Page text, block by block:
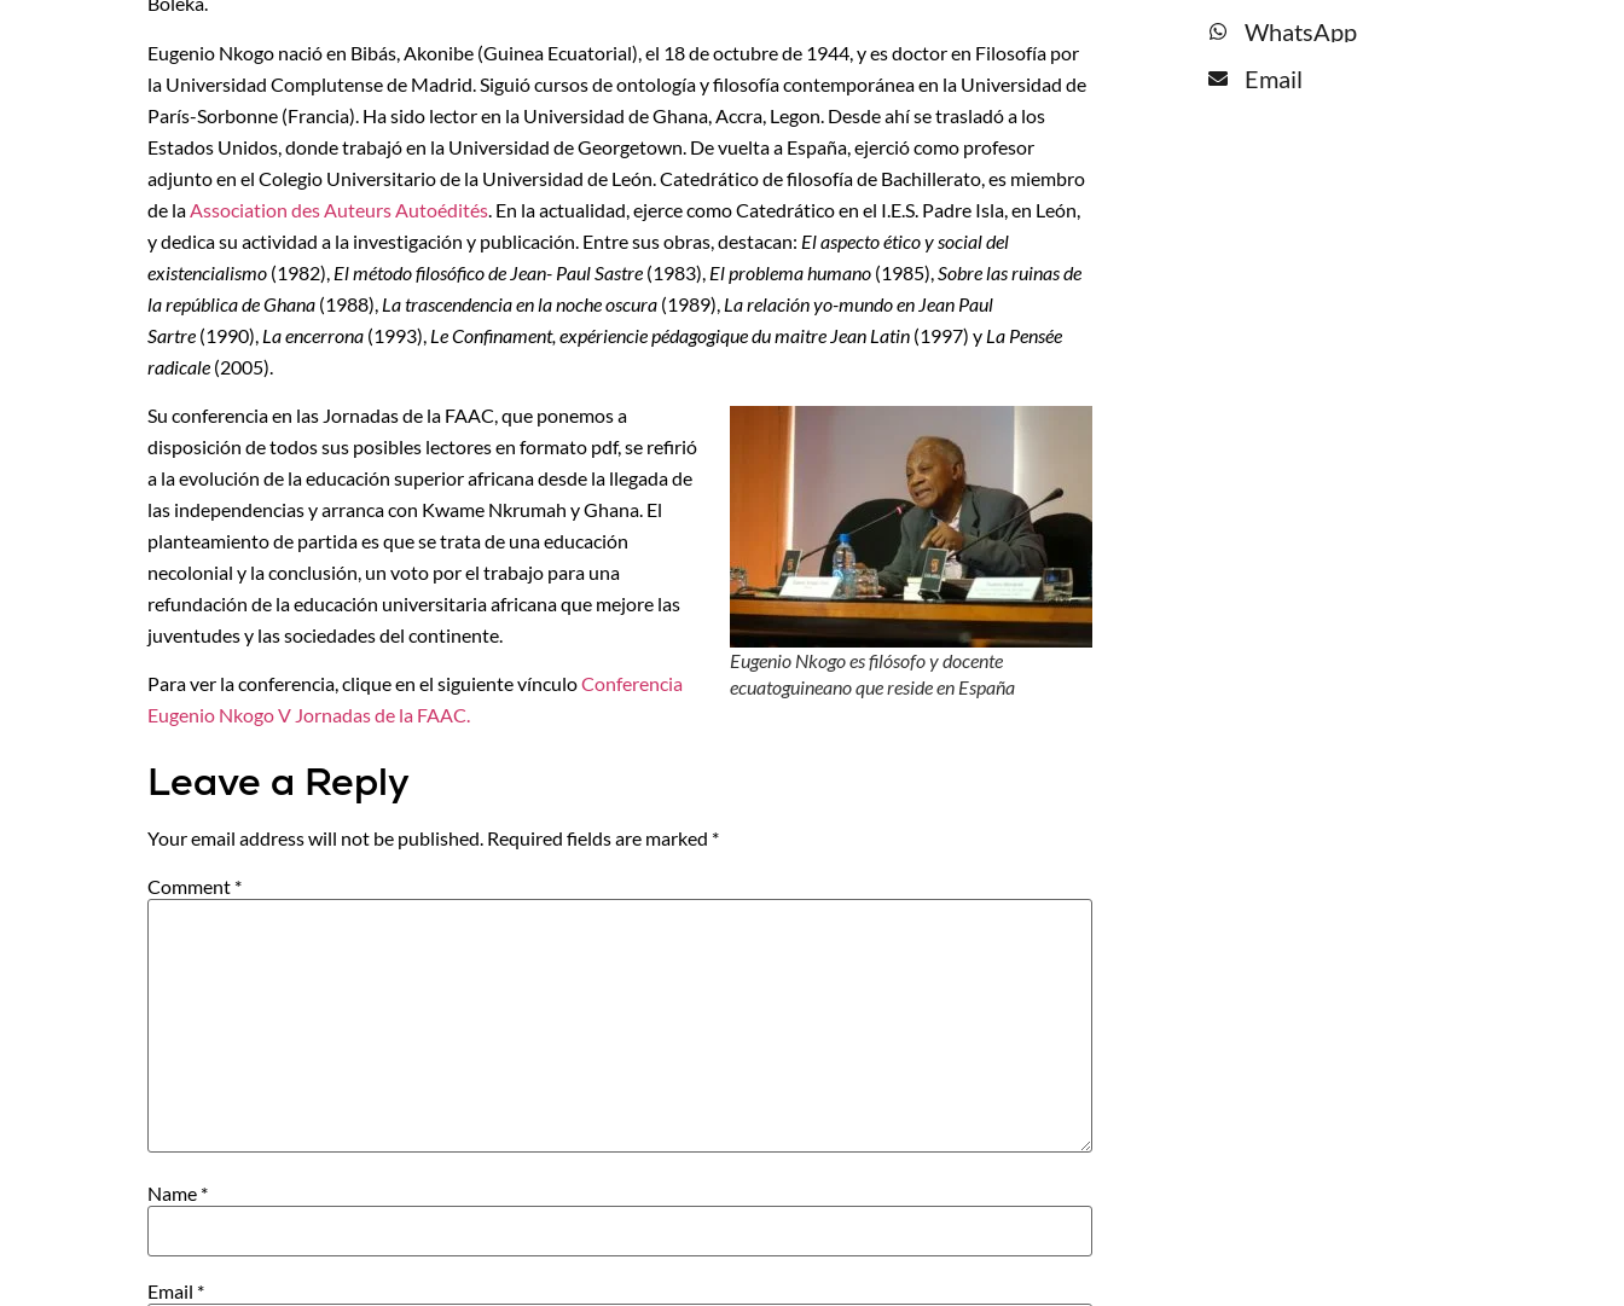
Eugenio Nkogo nació en Bibás, Akonibe (Guinea Ecuatorial), el 18 de octubre de 1944, y es doctor en Filosofía por
la Universidad Complutense de Madrid. Siguió cursos de ontología y filosofía contemporánea en la Universidad de
París-Sorbonne (Francia). Ha sido lector en la Universidad de Ghana, Accra, Legon. Desde ahí se trasladó a los
Estados Unidos, donde trabajó en la Universidad de Georgetown. De vuelta a España, ejerció como profesor
adjunto en el Colegio Universitario de la Universidad de León. Catedrático de filosofía de Bachillerato, es miembro
de la Association des Auteurs Autoédités . En la actualidad, ejerce como Catedrático en el I.E.S. Padre Isla, en León,
y dedica su actividad a la investigación y publicación. Entre sus obras, destacan: El aspecto ético y social del
existencialismo (1982), El método filosófico de Jean- Paul Sastre (1983), El problema humano (1985), Sobre las ruinas de
la república de Ghana (1988), La trascendencia en la noche oscura (1989), La relación yo-mundo en Jean Paul
Sartre (1990), La encerrona (1993), Le Confinament, expériencie pédagogique du maitre Jean Latin (1997) y La Pensée
radicale (2005).
Eugenio Nkogo es filósofo y docente
ecuatoguineano que reside en España
Su conferencia en las Jornadas de la FAAC, que ponemos a
disposición de todos sus posibles lectores en formato pdf, se refirió
a la evolución de la educación superior africana desde la llegada de
las independencias y arranca con Kwame Nkrumah y Ghana. El
planteamiento de partida es que se trata de una educación
necolonial y la conclusión, un voto por el trabajo para una
refundación de la educación universitaria africana que mejore las
juventudes y las sociedades del continente.
Para ver la conferencia, clique en el siguiente vínculoConferencia
Eugenio Nkogo V Jornadas de la FAAC.
Leave a Reply
Your email address will not be published. Required fields are marked *
Comment *
Name *
Email *
WhatsApp
Email